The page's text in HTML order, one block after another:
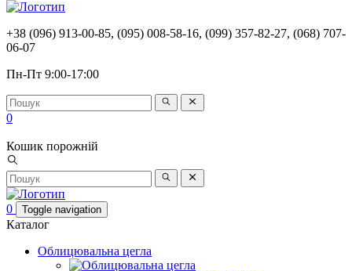
+38 (096) 913-00-85, (095) 008-58-16, (099) 357-82-27, (068) 707-
06-07
Пн-Пт 9:00-17:00
0
Кошик порожній
0 Toggle navigation
Каталог
Облицювальна цегла